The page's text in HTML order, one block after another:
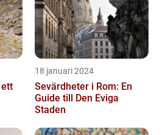
18 januari 2024
Sevärdheter i Rom: En
Guide till Den Eviga
Staden